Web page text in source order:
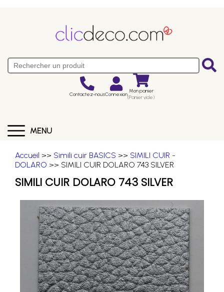
Contactez-nousConnexion Mon panier
(Panier vide)
MENU
Accueil >> Simili cuir BASICS >> SIMILI CUIR -
DOLARO >> SIMILI CUIR DOLARO 743 SILVER
SIMILI CUIR DOLARO 743 SILVER